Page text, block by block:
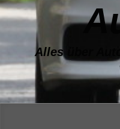
Alles über